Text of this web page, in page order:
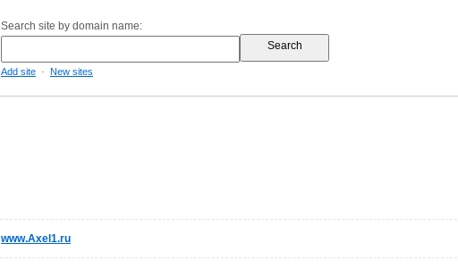
Search site by domain name:
Add site - New sites
www.Axel1.ru